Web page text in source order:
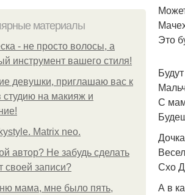
материалы
- не просто волосы, а
инструмент вашего стиля!
девушки, приглашаю вас к
студию на макияж и
Matrix neo.
автор? Не забудь сделать
своей записи?
мама, мне было пять,
Это
С
Схо
А в